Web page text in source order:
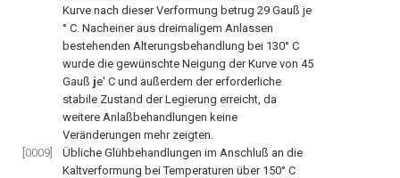
Kurve nach dieser Verformung betrug 29 Gauß je
° C. Nacheiner aus dreimaligem Anlassen
bestehenden Alterungsbehandlung bei 130° C
wurde die gewünschte Neigung der Kurve von 45
Gauß je' C und außerdem der erforderliche
stabile Zustand der Legierung erreicht, da
weitere Anlaßbehandlungen keine
Veränderungen mehr zeigten.
[0009]
Übliche Glühbehandlungen im Anschluß an die
Kaltverformung bei Temperaturen über 150° C